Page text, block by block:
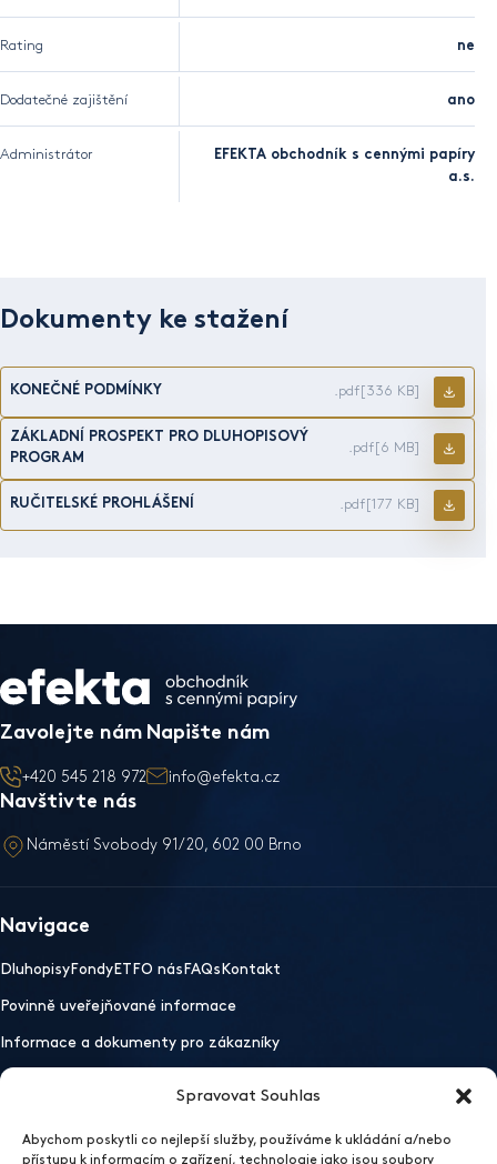
Spravovat Souhlas
Abychom poskytli co nejlepší služby, používáme k ukládání a/nebo
přístupu k informacím o zařízení, technologie jako jsou soubory
Rating ne
Dodatečné zajištění ano
Administrátor
EFEKTA obchodník s cennými papíry
a.s.
Dokumenty ke stažení
KONEČNÉ PODMÍNKY .pdf [336 KB]
ZÁKLADNÍ PROSPEKT PRO DLUHOPISOVÝ
PROGRAM
.pdf [6 MB]
RUČITELSKÉ PROHLÁŠENÍ .pdf [177 KB]
Zavolejte nám
+420 545 218 972
Napište nám
info@efekta.cz
Navštivte nás
Náměstí Svobody 91/20, 602 00 Brno
Navigace
Dluhopisy Fondy ETFO nás FAQs Kontakt
Povinně uveřejňované informace
Informace a dokumenty pro zákazníky
Mobilní aplikaceOchrana osobních údajůWhistleblowing